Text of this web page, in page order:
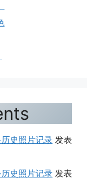
史照片记录 发表
史照片记录 发表